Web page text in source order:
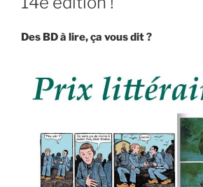
Des BD à lire, ça vous dit ?